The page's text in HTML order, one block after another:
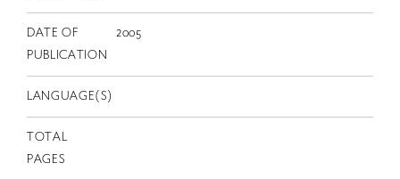
DATE OF
PUBLICATION
2005
LANGUAGE(S)
TOTAL
PAGES